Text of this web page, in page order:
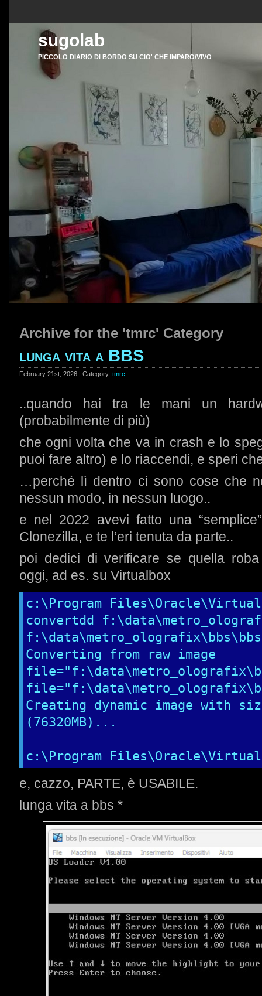
sugolab
PICCOLO DIARIO DI BORDO SU CIO' CHE IMPARO/VIVO
Archive for the 'tmrc' Category
lunga vita a BBS
February 21st, 2026 | Category: tmrc
..quando hai tra le mani un
(probabilmente di più)
che ogni volta che va in crash e lo
puoi fare altro) e lo riaccendi, e speri
…perché lì dentro ci sono cose che
nessun modo, in nessun luogo..
e nel 2022 avevi fatto una
Clonezilla, e te l’eri tenuta da parte..
poi dedici di verificare se quella roba
oggi, ad es. su Virtualbox
c:\Program
convertdd
Converting from raw image
Creating dynamic image with
(76320MB)...
c:\Program
e, cazzo, PARTE, è USABILE.
lunga vita a bbs *